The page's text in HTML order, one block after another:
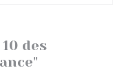
des